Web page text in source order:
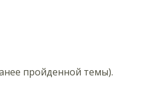
пройденной темы).